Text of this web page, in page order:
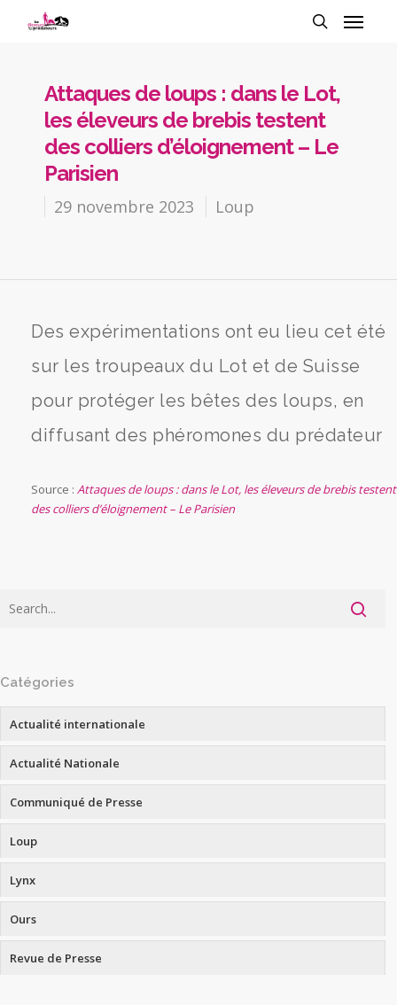
Attaques de loups : dans le Lot,
les éleveurs de brebis testent
des colliers d’éloignement – Le
Parisien
29 novembre 2023 Loup
Des expérimentations ont eu lieu cet été
sur les troupeaux du Lot et de Suisse
pour protéger les bêtes des loups, en
diffusant des phéromones du prédateur
Source :Attaques de loups : dans le Lot, les éleveurs de brebis testent
des colliers d’éloignement – Le Parisien
Catégories
Actualité internationale
Actualité Nationale
Communiqué de Presse
Loup
Lynx
Ours
Revue de Presse